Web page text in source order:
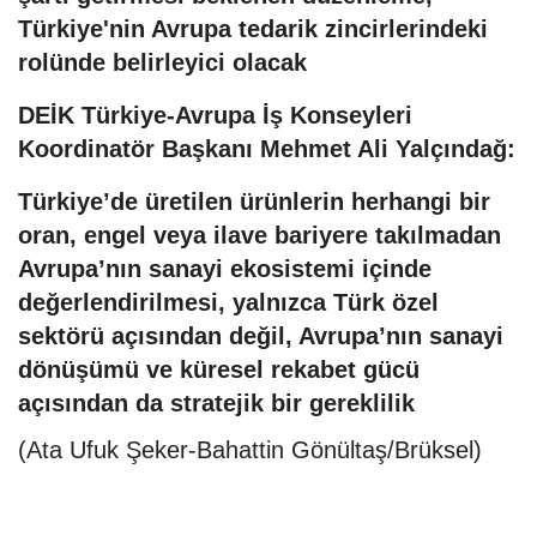
Türkiye'nin Avrupa tedarik zincirlerindeki
rolünde belirleyici olacak
DEİK Türkiye-Avrupa İş Konseyleri
Koordinatör Başkanı Mehmet Ali Yalçındağ:
Türkiye’de üretilen ürünlerin herhangi bir
oran, engel veya ilave bariyere takılmadan
Avrupa’nın sanayi ekosistemi içinde
değerlendirilmesi, yalnızca Türk özel
sektörü açısından değil, Avrupa’nın sanayi
dönüşümü ve küresel rekabet gücü
açısından da stratejik bir gereklilik
(Ata Ufuk Şeker-Bahattin Gönültaş/Brüksel)